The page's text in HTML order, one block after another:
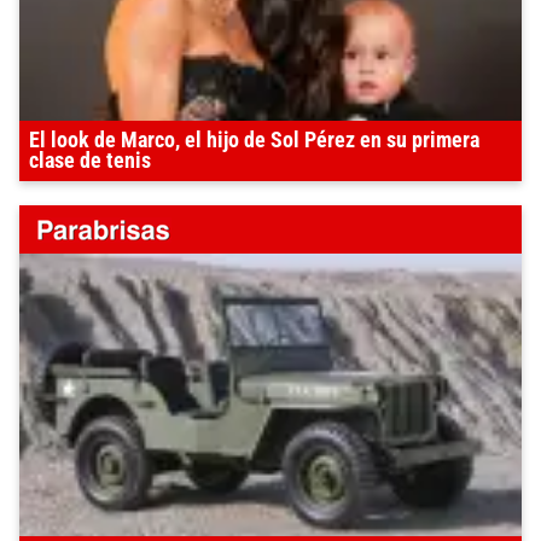
El look de Marco, el hijo de Sol Pérez en su primera
clase de tenis